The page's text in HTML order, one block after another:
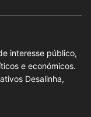
interesse público,
e económicos.
Desalinha,